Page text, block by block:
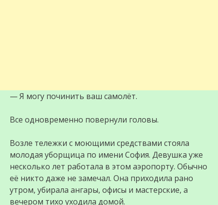
— Я могу починить ваш самолёт.
Все одновременно повернули головы.
Возле тележки с моющими средствами стояла
молодая уборщица по имени София. Девушка уже
несколько лет работала в этом аэропорту. Обычно
её никто даже не замечал. Она приходила рано
утром, убирала ангары, офисы и мастерские, а
вечером тихо уходила домой.